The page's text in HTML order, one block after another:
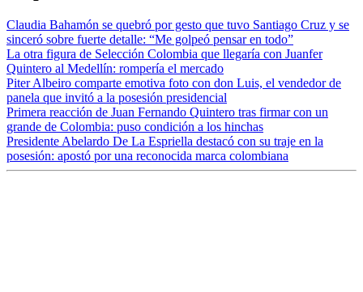
Claudia Bahamón se quebró por gesto que tuvo Santiago Cruz y se
sinceró sobre fuerte detalle: “Me golpeó pensar en todo”
La otra figura de Selección Colombia que llegaría con Juanfer
Quintero al Medellín: rompería el mercado
Piter Albeiro comparte emotiva foto con don Luis, el vendedor de
panela que invitó a la posesión presidencial
Primera reacción de Juan Fernando Quintero tras firmar con un
grande de Colombia: puso condición a los hinchas
Presidente Abelardo De La Espriella destacó con su traje en la
posesión: apostó por una reconocida marca colombiana